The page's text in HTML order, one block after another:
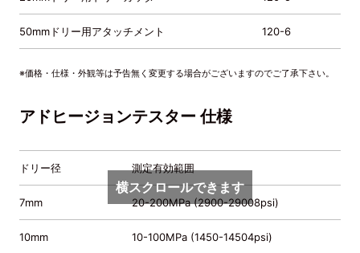
50mmドリー用アタッチメント 120-6
※価格・仕様・外観等は予告無く変更する場合がございますのでご了承下さい。
アドヒージョンテスター 仕様
ドリー径 測定有効範囲
7mm 20-200MPa (2900-29008psi)
10mm 10-100MPa (1450-14504psi)
横スクロールできます